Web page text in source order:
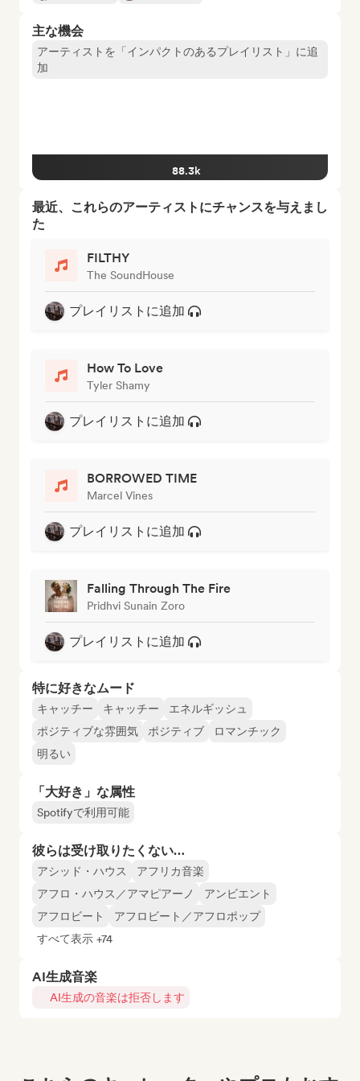
主な機会
アーティストを「インパクトのあるプレイリスト」に追
加
88.3k
最近、これらのアーティストにチャンスを与えまし
た
FILTHY
The SoundHouse
プレイリストに追加
How To Love
Tyler Shamy
プレイリストに追加
BORROWED TIME
Marcel Vines
プレイリストに追加
Falling Through The Fire
Pridhvi Sunain Zoro
プレイリストに追加
特に好きなムード
キャッチー キャッチー
エネルギッシュ
ポジティブな雰囲気
ポジティブ
ロマンチック
明るい
「大好き」な属性
Spotifyで利用可能
彼らは受け取りたくない…
アシッド・ハウス
アフリカ音楽
アフロ・ハウス／アマピアーノ
アンビエント
アフロビート
アフロビート／アフロポップ
すべて表示 +74
AI生成音楽
AI生成の音楽は拒否します